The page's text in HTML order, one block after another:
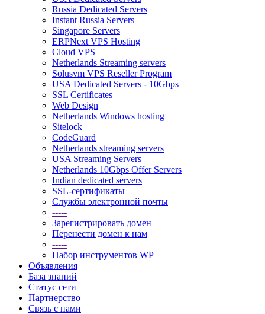
Russia Dedicated Servers
Instant Russia Servers
Singapore Servers
ERPNext VPS Hosting
Cloud VPS
Netherlands Streaming servers
Solusvm VPS Reseller Program
USA Dedicated Servers - 10Gbps
SSL Certificates
Web Design
Netherlands Windows hosting
Sitelock
CodeGuard
Netherlands streaming servers
USA Streaming Servers
Netherlands 10Gbps Offer Servers
Indian dedicated servers
SSL-сертификаты
Службы электронной почты
-----
Зарегистрировать домен
Перенести домен к нам
-----
Набор инструментов WP
Объявления
База знаний
Статус сети
Партнерство
Связь с нами